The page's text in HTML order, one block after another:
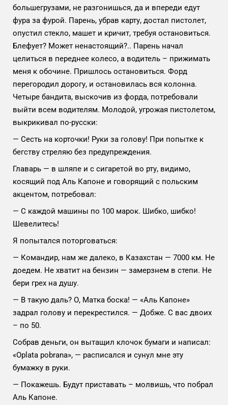
большегрузами, не разгонишься, да и впереди едут
фура за фурой. Парень, убрав карту, достал пистолет,
опустил стекло, машет и кричит, требуя остановиться.
Блефует? Может ненастоящий?.. Парень начал
целиться в переднее колесо, а водитель – прижимать
меня к обочине. Пришлось остановиться. Форд
перегородил дорогу, и остановилась вся колонна.
Четыре бандита, выскочив из форда, потребовали
выйти всем водителям. Молодой, угрожая пистолетом,
выкрикивал по-русски:
— Сесть на корточки! Руки за голову! При попытке к
бегству стреляю без предупреждения.
Главарь — в шляпе и с сигаретой во рту, видимо,
косящий под Аль Капоне и говорящий с польским
акцентом, потребовал:
— С каждой машины по 100 марок. Шибко, шибко!
Шевелитесь!
Я попытался поторговаться:
— Командир, нам же далеко, в Казахстан — 7000 км. Не
доедем. Не хватит на бензин — замерзнем в степи. Не
бери грех на душу.
— В такую даль? О, Матка боска! — «Аль Капоне»
задрал голову и перекрестился. — Добже. С вас двоих
– по 50.
Собрав деньги, он вытащил клочок бумаги и написал:
«Оplata pobrana», — расписался и сунул мне эту
бумажку в руки.
— Покажешь. Будут приставать – молвишь, что побрал
Аль Капоне.